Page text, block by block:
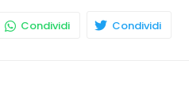
Condividi Condividi